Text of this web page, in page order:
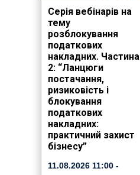
Серія вебінарів на
тему
розблокування
податкових
накладних. Частина
2: “Ланцюги
постачання,
ризиковість і
блокування
податкових
накладних:
практичний захист
бізнесу”
11.08.2026 11:00 -